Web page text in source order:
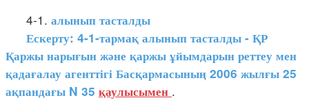
4-1. алынып тасталды
Ескерту: 4-1-тармақ алынып тасталды - ҚР
Қаржы нарығын және қаржы ұйымдарын реттеу мен
қадағалау агенттігі Басқармасының 2006 жылғы 25
ақпандағы N 35 қаулысымен .